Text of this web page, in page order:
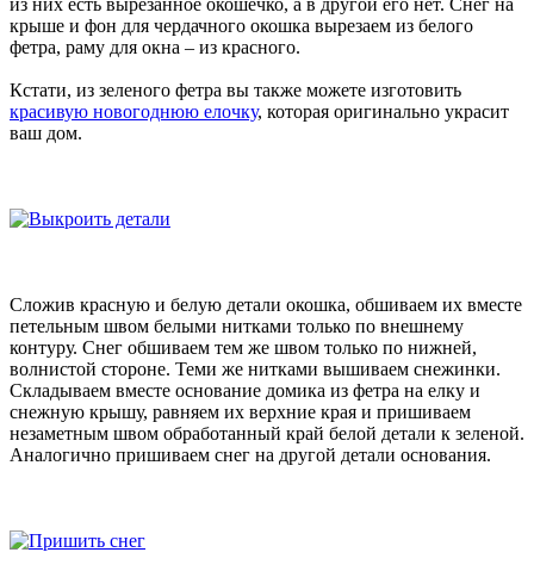
крыше и фон для чердачного окошка вырезаем из белого
фетра, раму для окна – из красного.
Кстати, из зеленого фетра вы также можете изготовить
красивую новогоднюю елочку, которая оригинально украсит
ваш дом.
Сложив красную и белую детали окошка, обшиваем их вместе
петельным швом белыми нитками только по внешнему
контуру. Снег обшиваем тем же швом только по нижней,
волнистой стороне. Теми же нитками вышиваем снежинки.
Складываем вместе основание домика из фетра на елку и
снежную крышу, равняем их верхние края и пришиваем
незаметным швом обработанный край белой детали к зеленой.
Аналогично пришиваем снег на другой детали основания.